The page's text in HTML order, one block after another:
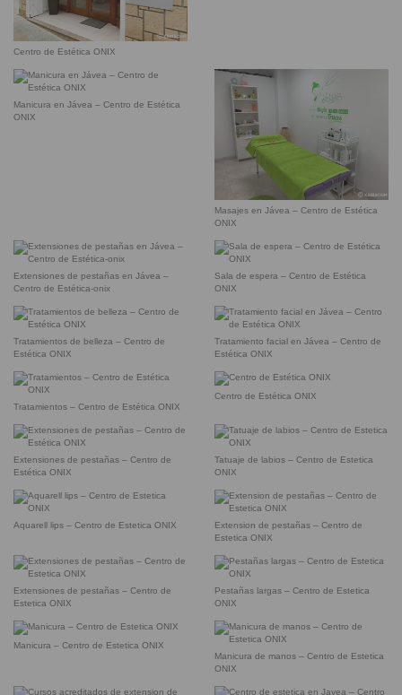
Centro de Estética ONIX
Manicura en Jávea – Centro de Estética
ONIX
Masajes en Jávea – Centro de Estética
ONIX
Extensiones de pestañas en Jávea –
Centro de Estética-onix
Sala de espera – Centro de Estética
ONIX
Tratamientos de belleza – Centro de
Estética ONIX
Tratamiento facial en Jávea – Centro de
Estética ONIX
Tratamientos – Centro de Estética ONIX
Centro de Estética ONIX
Extensiones de pestañas – Centro de
Estética ONIX
Tatuaje de labios – Centro de Estetica
ONIX
Aquarell lips – Centro de Estetica ONIX
Extension de pestañas – Centro de
Estetica ONIX
Extensiones de pestañas – Centro de
Estetica ONIX
Pestañas largas – Centro de Estetica
ONIX
Manicura – Centro de Estetica ONIX
Manicura de manos – Centro de Estetica
ONIX